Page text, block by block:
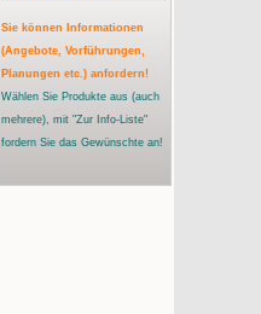
Sie können Informationen
(Angebote, Vorführungen,
Planungen etc.) anfordern!
Wählen Sie Produkte aus (auch
mehrere), mit "Zur Info-Liste"
fordern Sie das Gewünschte an!